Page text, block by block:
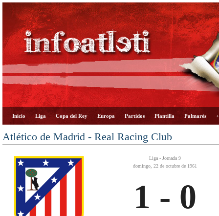
Inicio Liga Copa del Rey Europa Partidos Plantilla Palmarés
Atlético de Madrid - Real Racing Club
Liga - Jornada 9
domingo, 22 de octubre de 1961
1 - 0